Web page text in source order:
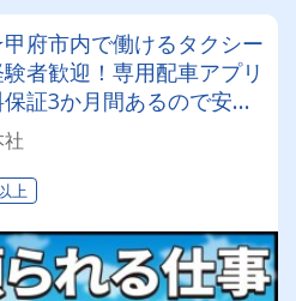
府市内で働けるタクシー
者歓迎！専用配車アプリ
証3か月間あるので安心
も月給250,000円以上の
上